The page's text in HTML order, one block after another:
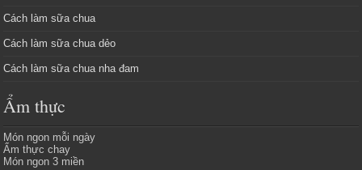
Cách làm sữa chua
Cách làm sữa chua dẻo
Cách làm sữa chua nha đam
Ẩm thực
Món ngon mỗi ngày
Ẩm thực chay
Món ngon 3 miền